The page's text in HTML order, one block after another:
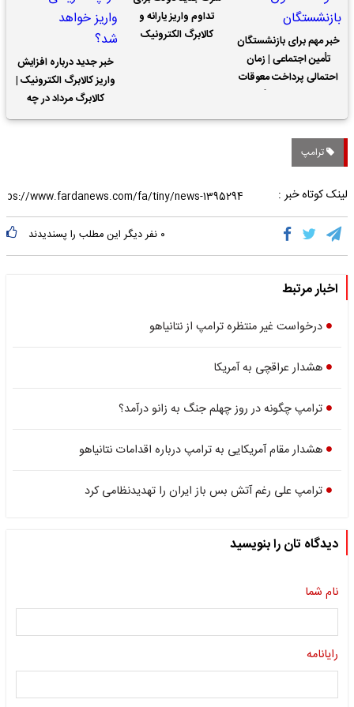
خبر مهم برای بازنشستگان
تأمین اجتماعی | زمان
احتمالی پرداخت معوقات
تداوم واریز یارانه و
کالابرگ الکترونیک
خبر جدید درباره افزایش
واریز کالابرگ الکترونیک |
کالابرگ مرداد در چه
تاریخی واریز خواهد شد؟
ترامپ
لینک کوتاه خبر :
۰ نفر دیگر این مطلب را پسندیدند
اخبار مرتبط
درخواست غیر منتظره ترامپ از نتانیاهو
هشدار عراقچی به آمریکا
ترامپ چگونه در روز چهلم جنگ به زانو درآمد؟
هشدار مقام آمریکایی به ترامپ درباره اقدامات نتانیاهو
ترامپ علی رغم آتش بس باز ایران را تهدیدنظامی کرد
دیدگاه تان را بنویسید
نام شما
رایانامه